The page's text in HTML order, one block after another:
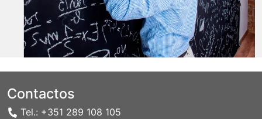
Contactos
Tel.: +351 289 108 105